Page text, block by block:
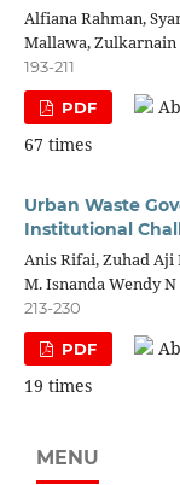
Alfiana Rahman,
Mallawa,
193-211
PDF
67 times
Urban Waste
Institutional
Anis Rifai, Zuhad
M. Isnanda Wendy N
213-230
PDF
19 times
MENU